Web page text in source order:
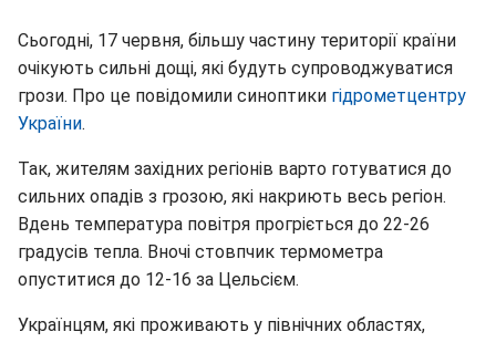
Сьогодні, 17 червня, більшу частину території країни
очікують сильні дощі, які будуть супроводжуватися
грози. Про це повідомили синоптики гідрометцентру
України.
Так, жителям західних регіонів варто готуватися до
сильних опадів з грозою, які накриють весь регіон.
Вдень температура повітря прогріється до 22-26
градусів тепла. Вночі стовпчик термометра
опуститися до 12-16 за Цельсієм.
Українцям, які проживають у північних областях,